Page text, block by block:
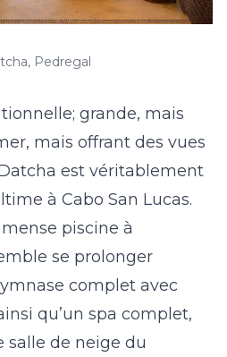
Pedregal
grande, mais
mais offrant des vues
est véritablement
à Cabo San Lucas.
piscine à
se prolonger
complet avec
qu’un spa complet,
de neige du